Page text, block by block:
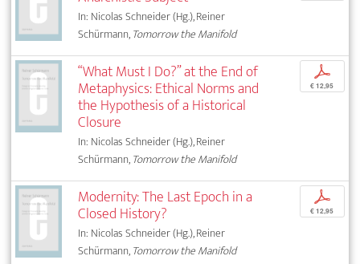
In: Nicolas Schneider (Hg.), Reiner
Schürmann,Tomorrow the Manifold
“What Must I Do?” at the End of
Metaphysics: Ethical Norms and
the Hypothesis of a Historical
Closure
In: Nicolas Schneider (Hg.), Reiner
Schürmann,Tomorrow the Manifold
p
€ 12,95
Modernity: The Last Epoch in a
Closed History?
In: Nicolas Schneider (Hg.), Reiner
Schürmann,Tomorrow the Manifold
p
€ 12,95